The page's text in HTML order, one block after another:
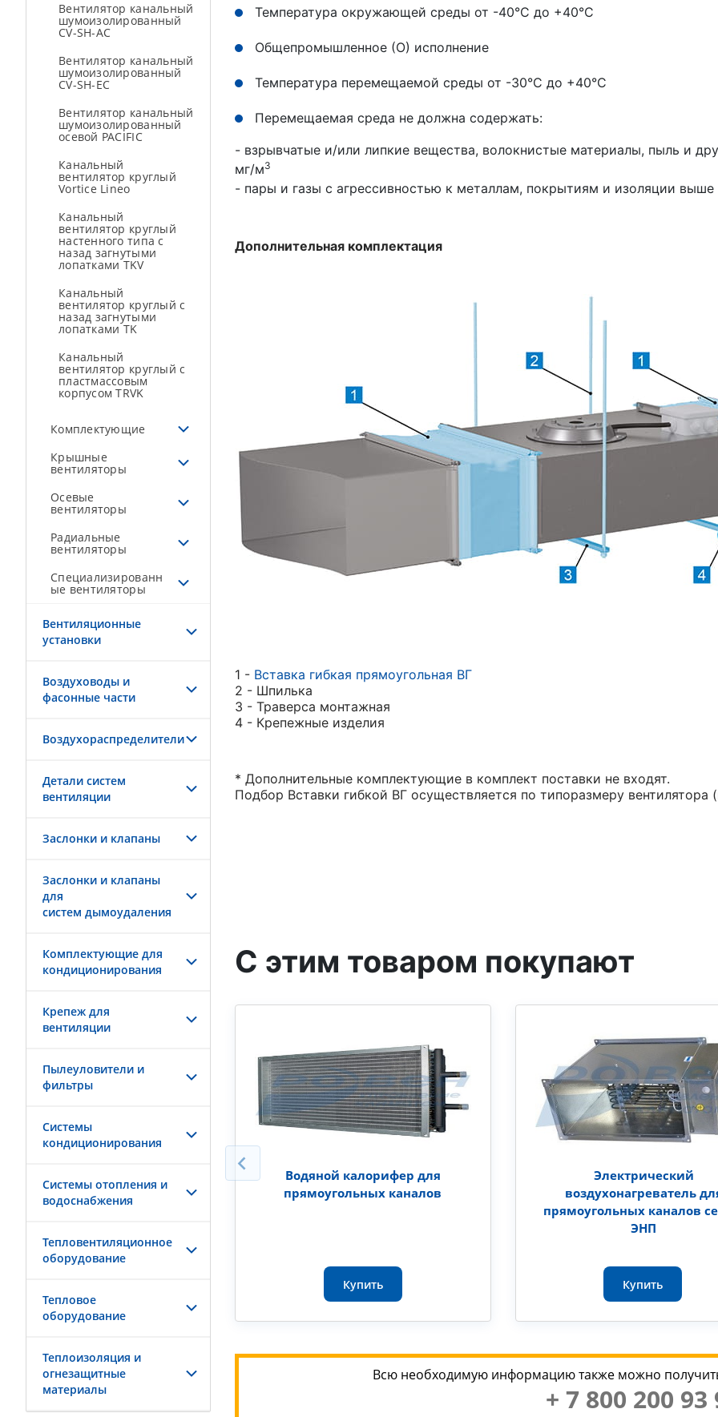
Вентилятор канальный
шумоизолированный
CV-SH-AC
Вентилятор канальный
шумоизолированный
CV-SH-ЕС
Вентилятор канальный
шумоизолированный
осевой PACIFIC
Канальный
вентилятор круглый
Vortice Lineo
Канальный
вентилятор круглый
настенного типа с
назад загнутыми
лопатками TKV
Канальный
вентилятор круглый с
назад загнутыми
лопатками TK
Канальный
вентилятор круглый с
пластмассовым
корпусом TRVK
Комплектующие
Крышные
вентиляторы
Осевые
вентиляторы
Радиальные
вентиляторы
Специализированн
ые вентиляторы
Вентиляционные
установки
Воздуховоды и
фасонные части
Воздухораспределители
Детали систем
вентиляции
Заслонки и клапаны
Заслонки и клапаны
для
систем дымоудаления
Комплектующие для
кондиционирования
Крепеж для
вентиляции
Пылеуловители и
фильтры
Системы
кондиционирования
Системы отопления и
водоснабжения
Тепловентиляционное
оборудование
Тепловое
оборудование
Теплоизоляция и
огнезащитные
материалы
Температура окружающей среды от -40°С до +40°С
Общепромышленное (О) исполнение
Температура перемещаемой среды от -30°С до +40°С
Перемещаемая среда не должна содержать:
- взрывчатые и/или липкие вещества, волокнистые материалы, пыль и
мг/м3
- пары и газы с агрессивностью к металлам, покрытиям и изоляции выше
Дополнительная комплектация
1 - Вставка гибкая прямоугольная ВГ
2 - Шпилька
3 - Траверса монтажная
4 - Крепежные изделия
* Дополнительные комплектующие в комплект поставки не входят.
Подбор Вставки гибкой ВГ осуществляется по типоразмеру вентилятора
С этим товаром покупают
Водяной калорифер для
прямоугольных каналов
Купить
Электрический
воздухонагреватель
прямоугольных каналов
ЭНП
Купить
Всю необходимую информацию также можно
+ 7 800 200 93